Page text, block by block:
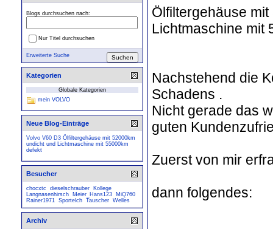
Ölfiltergehäuse
Lichtmaschine mit
Nachstehend die
Schadens .
Nicht gerade das
guten
Zuerst von mir
dann folgendes:
Blogs durchsuchen nach:
Nur Titel durchsuchen
Erweiterte Suche
Kategorien
Globale Kategorien
mein VOLVO
Neue Blog-Einträge
Volvo V60 D3 Ölfiltergehäuse mit 52000km
undicht und Lichtmaschine mit 55000km
defekt
Besucher
chocxtc dieselschrauber
Kollege
Langnasenhirsch
Meier_Hans123
MiQ760
Rainer1971 Sportelch Tauscher Welles
Archiv